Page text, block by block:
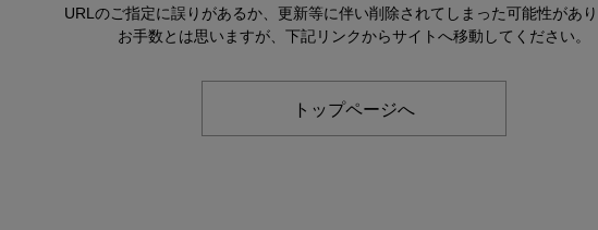
URLのご指定に誤りがあるか、更新等に伴い削除されてしまった可能性があ
お手数とは思いますが、下記リンクからサイトへ移動してください。
トップページへ